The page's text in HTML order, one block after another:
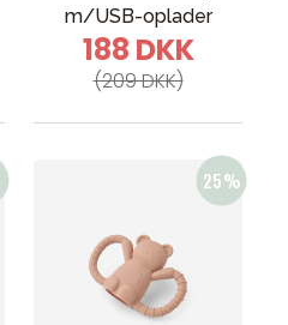
m/USB-oplader
188 DKK
(209 DKK)